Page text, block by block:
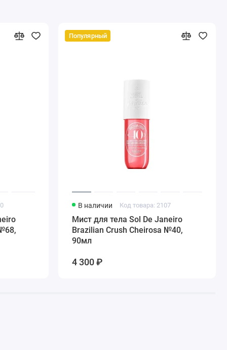
Популярный
В наличии Код товара: 2107
Мист для тела Sol De Janeiro
Brazilian Crush Cheirosa №40,
90мл
4 300 ₽